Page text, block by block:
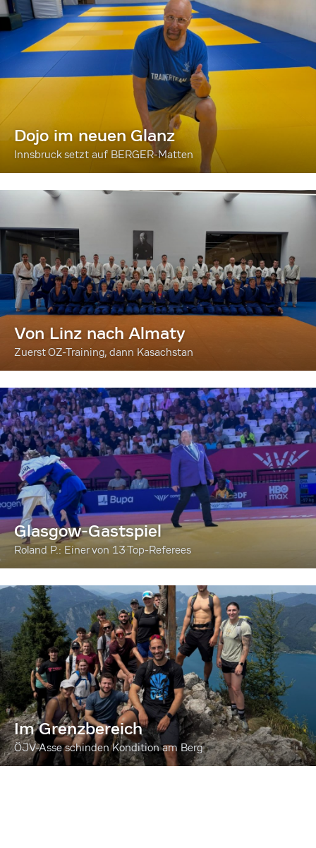
Dojo im neuen Glanz
Innsbruck setzt auf BERGER-Matten
Von Linz nach Almaty
Zuerst OZ-Training, dann Kasachstan
Glasgow-Gastspiel
Roland P.: Einer von 13 Top-Referees
Im Grenzbereich
ÖJV-Asse schinden Kondition am Berg